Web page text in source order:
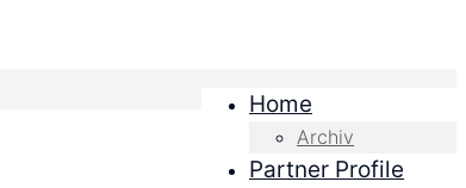
Home
Archiv
Partner Profile